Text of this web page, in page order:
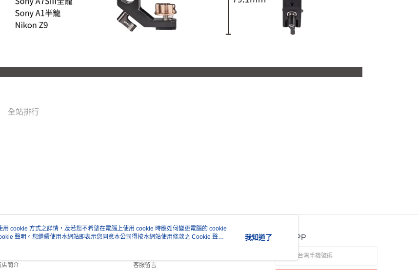
全站排行
於我們
店簡介
客服資訊
客服留言
官方APP
cookie 方式之詳情，及若您不希望在電腦上使用 cookie 時應如何變更電腦的 cookie
聲明。您繼續使用本網站即表示您同意本公司得按本網站使用條款之 Cookie 聲明
我知道了